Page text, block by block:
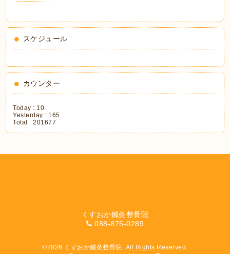
スケジュール
カウンター
Today : 10
Yesterday : 165
Total :201677
くすおか鍼灸整骨院
088-875-0289
©2026 くすおか鍼灸整骨院. All Rights Reserved.